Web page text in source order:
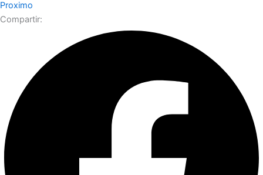
Proximo
Compartir: